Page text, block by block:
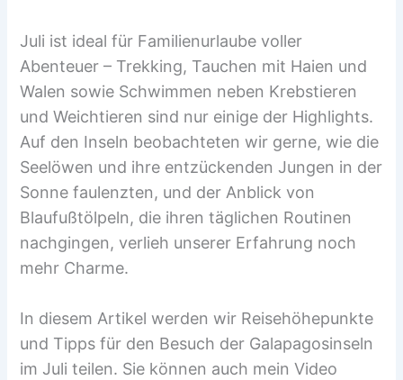
Juli ist ideal für Familienurlaube voller
Abenteuer – Trekking, Tauchen mit Haien und
Walen sowie Schwimmen neben Krebstieren
und Weichtieren sind nur einige der Highlights.
Auf den Inseln beobachteten wir gerne, wie die
Seelöwen und ihre entzückenden Jungen in der
Sonne faulenzten, und der Anblick von
Blaufußtölpeln, die ihren täglichen Routinen
nachgingen, verlieh unserer Erfahrung noch
mehr Charme.
In diesem Artikel werden wir Reisehöhepunkte
und Tipps für den Besuch der Galapagosinseln
im Juli teilen. Sie können auch mein Video